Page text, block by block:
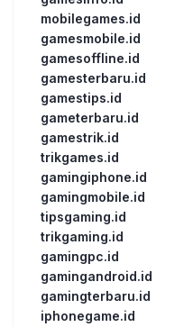
mobilegames.id
gamesmobile.id
gamesoffline.id
gamesterbaru.id
gamestips.id
gameterbaru.id
gamestrik.id
trikgames.id
gamingiphone.id
gamingmobile.id
tipsgaming.id
trikgaming.id
gamingpc.id
gamingandroid.id
gamingterbaru.id
iphonegame.id